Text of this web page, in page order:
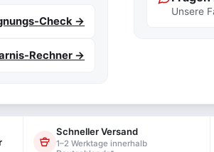
Check →
Rechner →
Unsere
Schneller Versand
1–2 Werktage innerhalb